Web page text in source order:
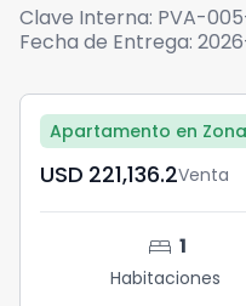
Clave Interna: PVA-
Fecha de Entrega:
Apartamento en
USD	221,136.2Venta
bed 1
Habitaciones